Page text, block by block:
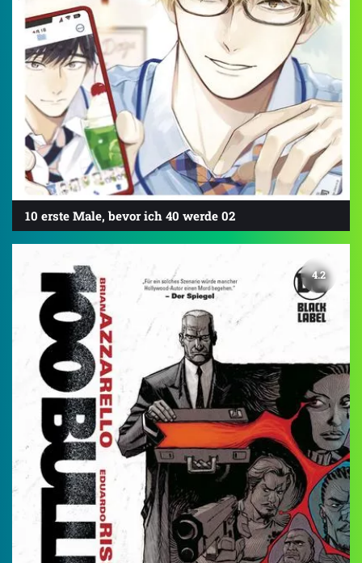
10 erste Male, bevor ich 40 werde 02
4.2